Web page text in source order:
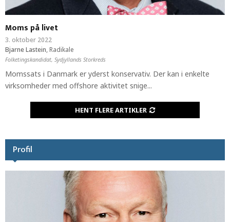
Moms på livet
3. oktober 2022
Bjarne Lastein, Radikale
Folketingskandidat, Sydjyllands Storkreds
Momssats i Danmark er yderst konservativ. Der kan i enkelte
virksomheder med offshore aktivitet snige...
HENT FLERE ARTIKLER
Profil